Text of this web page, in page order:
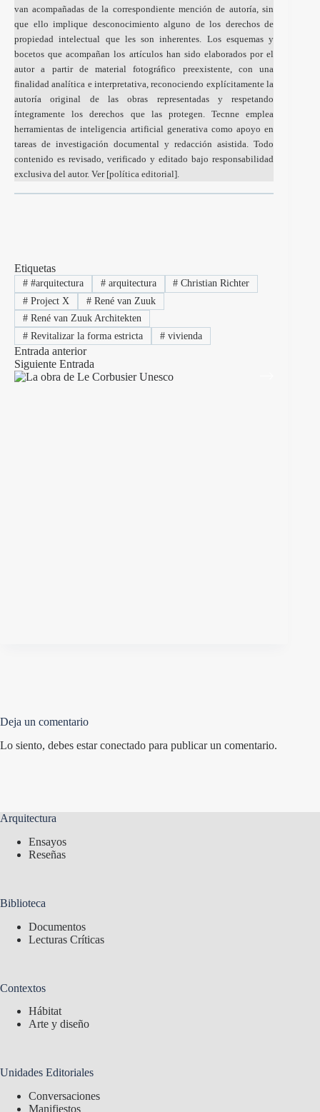
van acompañadas de la correspondiente mención de autoría, sin
que ello implique desconocimiento alguno de los derechos de
propiedad intelectual que les son inherentes. Los esquemas y
bocetos que acompañan los artículos han sido elaborados por el
autor a partir de material fotográfico preexistente, con una
finalidad analítica e interpretativa, reconociendo explícitamente la
autoría original de las obras representadas y respetando
íntegramente los derechos que las protegen. Tecnne emplea
herramientas de inteligencia artificial generativa como apoyo en
tareas de investigación documental y redacción asistida. Todo
contenido es revisado, verificado y editado bajo responsabilidad
exclusiva del autor. Ver [política editorial].
Etiquetas
##arquitectura #arquitectura # Christian Richter
#Project X #René van Zuuk
#René van Zuuk Architekten
#Revitalizar la forma estricta #vivienda
Entrada anterior
Siguiente Entrada
Deja un comentario
Lo siento, debes estarconectado para publicar un comentario.
Arquitectura
Ensayos
Reseñas
Biblioteca
Documentos
Lecturas Críticas
Contextos
Hábitat
Arte y diseño
Unidades Editoriales
Conversaciones
Manifiestos